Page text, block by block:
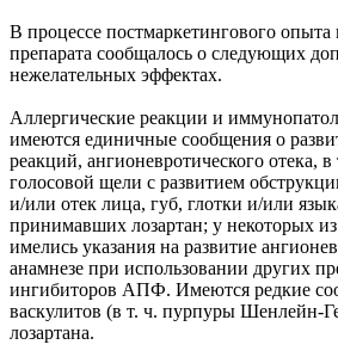
В процессе постмаркетингового опыта
препарата сообщалось о следующих
нежелательных эффектах.
Аллергические реакции и
имеются единичные сообщения о
реакций, ангионевротического отека, в
голосовой щели с развитием
и/или отек лица, губ, глотки и/или
принимавших лозартан; у некоторых
имелись указания на развитие
анамнезе при использовании других
ингибиторов АПФ. Имеются редкие
васкулитов (в т. ч. пурпуры Шенлейн-
лозартана.